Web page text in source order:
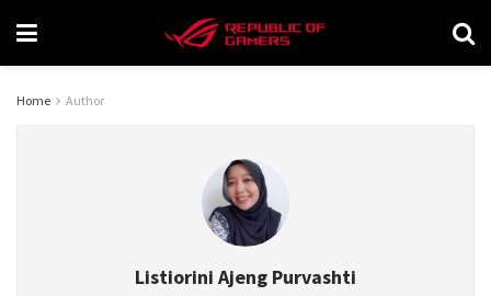
Home Author
Listiorini Ajeng Purvashti